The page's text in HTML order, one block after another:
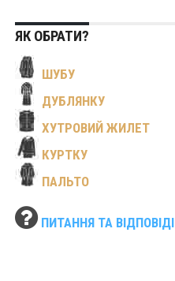
ЯК ОБРАТИ?
ШУБУ
ДУБЛЯНКУ
ХУТРОВИЙ ЖИЛЕТ
КУРТКУ
ПАЛЬТО
ПИТАННЯ ТА ВІДПОВІДІ